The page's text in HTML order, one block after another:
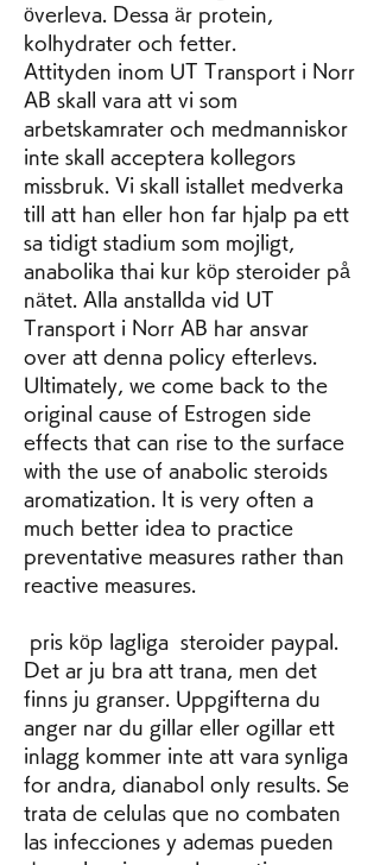
överleva. Dessa är protein,
kolhydrater och fetter.
Attityden inom UT Transport i Norr
AB skall vara att vi som
arbetskamrater och medmanniskor
inte skall acceptera kollegors
missbruk. Vi skall istallet medverka
till att han eller hon far hjalp pa ett
sa tidigt stadium som mojligt,
anabolika thai kur köp steroider på
nätet. Alla anstallda vid UT
Transport i Norr AB har ansvar
over att denna policy efterlevs.
Ultimately, we come back to the
original cause of Estrogen side
effects that can rise to the surface
with the use of anabolic steroids
aromatization. It is very often a
much better idea to practice
preventative measures rather than
reactive measures.
pris köp lagliga  steroider paypal.
Det ar ju bra att trana, men det
finns ju granser. Uppgifterna du
anger nar du gillar eller ogillar ett
inlagg kommer inte att vara synliga
for andra, dianabol only results. Se
trata de celulas que no combaten
las infecciones y ademas pueden